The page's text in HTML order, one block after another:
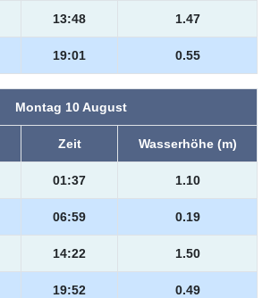
13:48 1.47
19:01 0.55
Montag 10 August
Zeit Wasserhöhe (m)
01:37 1.10
06:59 0.19
14:22 1.50
19:52 0.49